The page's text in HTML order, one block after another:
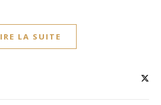
LA SUITE